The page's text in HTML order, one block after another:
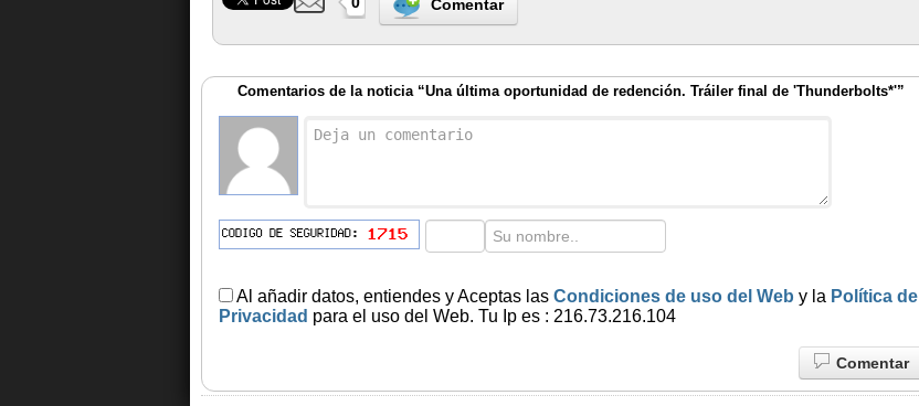
Comentar
Comentarios de la noticia “Una última oportunidad de redención. Tráiler final de 'Thunderbolts*'”
Al añadir datos, entiendes y Aceptas las Condiciones de uso del Web y la Política de
Privacidad para el uso del Web. Tu Ip es : 216.73.216.104
Comentar